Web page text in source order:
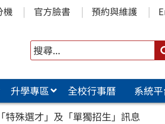
機 官方臉書 預約與維護
升學專區 全校行事曆
系統
殊選才」及「單獨招生」訊息